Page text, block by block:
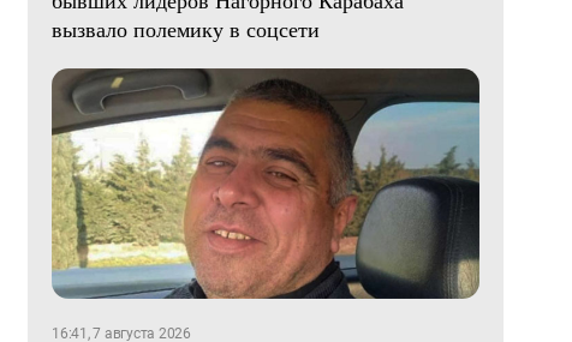
вызвало полемику в соцсети
16:41, 7 августа 2026